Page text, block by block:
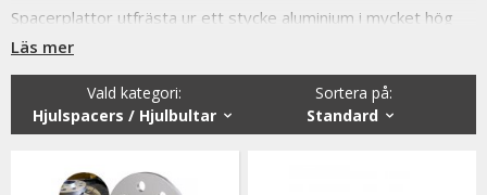
Spacerplattor utfrästa ur ett stycke aluminium i mycket hög
kvalitet.
Alla våra hjulbultar, låsbultar och hjulspacers är av högsta
kvalitet samtidigt som vi håller konkurrenskraftiga priser och
snabba leveranser.
BMW E30.
Läs mer
Sortera på:
Standard
Vald kategori:
Hjulspacers / Hjulbultar